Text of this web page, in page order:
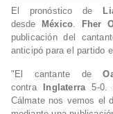
El pronóstico de
desde
México Fher
publicación del
anticipó para el partido
"El cantante de
contra
Inglaterra
5-0.
Cálmate nos vemos el